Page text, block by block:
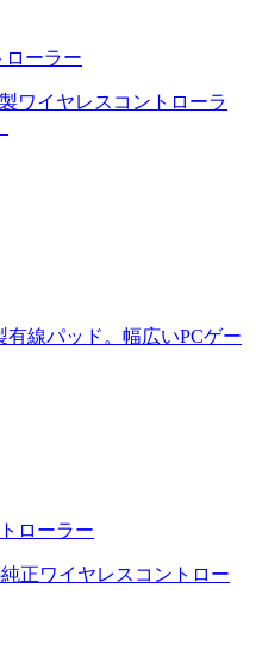
ローラー
ワイヤレスコントローラ
線パッド。幅広いPCゲー
ローラー
正ワイヤレスコントロー